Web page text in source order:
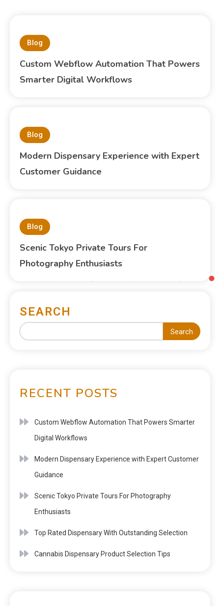
Blog
Custom Webflow Automation That Powers
Smarter Digital Workflows
Blog
Modern Dispensary Experience with Expert
Customer Guidance
Blog
Scenic Tokyo Private Tours For
Photography Enthusiasts
SEARCH
Search
RECENT POSTS
Custom Webflow Automation That Powers Smarter
Digital Workflows
Modern Dispensary Experience with Expert Customer
Guidance
Scenic Tokyo Private Tours For Photography
Enthusiasts
Top Rated Dispensary With Outstanding Selection
Cannabis Dispensary Product Selection Tips